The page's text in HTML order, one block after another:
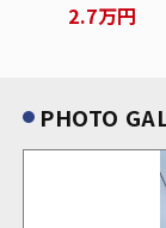
2.7万円
PHOTO